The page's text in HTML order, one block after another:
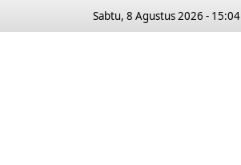
Sabtu, 8 Agustus 2026 - 15:04